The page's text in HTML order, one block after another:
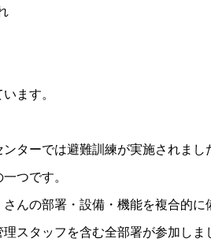
ます。
ターでは避難訓練が実施されまし
つです。
んの部署・設備・機能を複合的に
スタッフを含む全部署が参加しま